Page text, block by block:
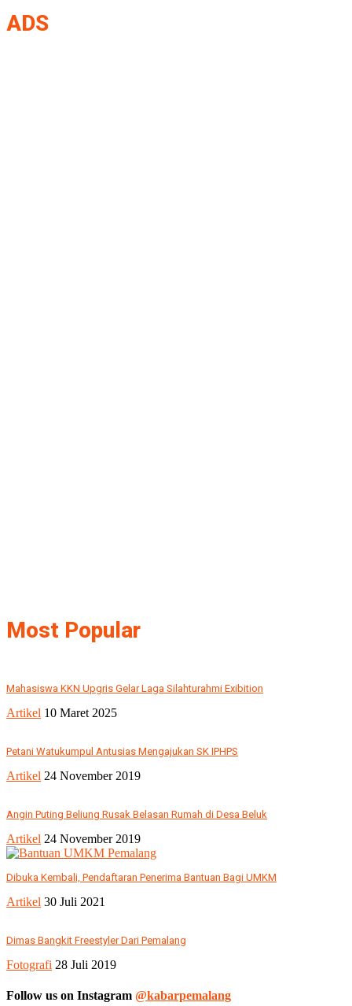
ADS
Most Popular
Mahasiswa KKN Upgris Gelar Laga Silahturahmi Exibition
Artikel 10 Maret 2025
Petani Watukumpul Antusias Mengajukan SK IPHPS
Artikel 24 November 2019
Angin Puting Beliung Rusak Belasan Rumah di Desa Beluk
Artikel 24 November 2019
Dibuka Kembali, Pendaftaran Penerima Bantuan Bagi UMKM
Artikel 30 Juli 2021
Dimas Bangkit Freestyler Dari Pemalang
Fotografi 28 Juli 2019
Follow us on Instagram @kabarpemalang